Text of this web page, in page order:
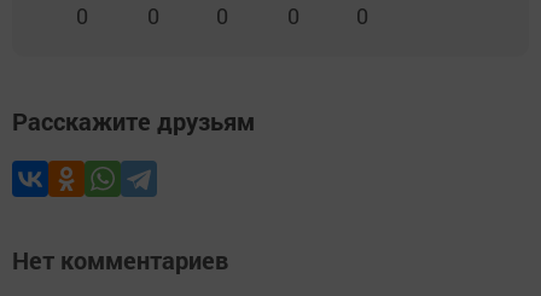
0 0 0 0 0
Расскажите друзьям
Нет комментариев